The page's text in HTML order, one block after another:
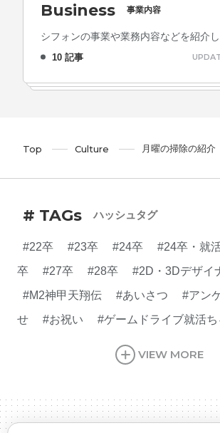
Business 事業内容
シフォンの事業や業務内容などを紹介し
10 記事
Top Culture 月曜の掃除の紹介
# TAGs ハッシュタグ
#22卒 #23卒 #24卒 #24卒・就
卒
#27卒 #28卒 #2D・3Dデザイ
#M2神甲天翔伝
#あいさつ #アン
せ
#お祝い #ゲームドライブ就活ち
#ゲーム開発
#シフォンめし
デザイナー
#プランナー #プログ
VIEW MORE